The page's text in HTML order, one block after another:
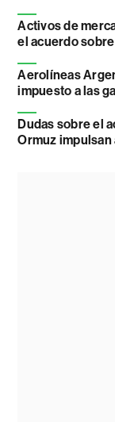
Activos de
el acuerdo
Aerolíneas
impuesto a las
Dudas sobre el
Ormuz